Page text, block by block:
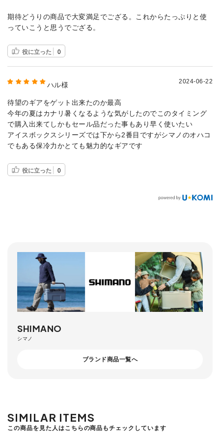
期待どうりの商品で大変満足でござる。これからたっぷりと使
っていこうと思うでござる。
役に立った 0
ハル様 2024-06-22
待望のギアをゲット出来たのか最高
今年の夏はカナリ暑くなるような気がしたのでこのタイミング
で購入出来てしかもセール品だった事もあり早く使いたい
アイスボックスシリーズでは下から2番目ですがシマノのオハコ
でもある保冷力かとても魅力的なギアです
役に立った 0
SHIMANO
シマノ
ブランド商品一覧へ
SIMILAR ITEMS
この商品を見た人はこちらの商品もチェックしています